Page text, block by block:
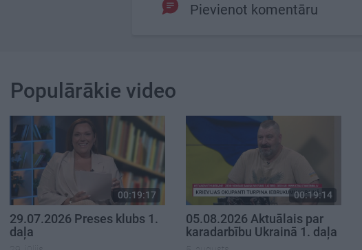
Pievienot komentāru
Populārākie video
00:19:17
29.07.2026 Preses klubs 1.
daļa
00:19:14
05.08.2026 Aktuālais par
karadarbību Ukrainā 1. daļa